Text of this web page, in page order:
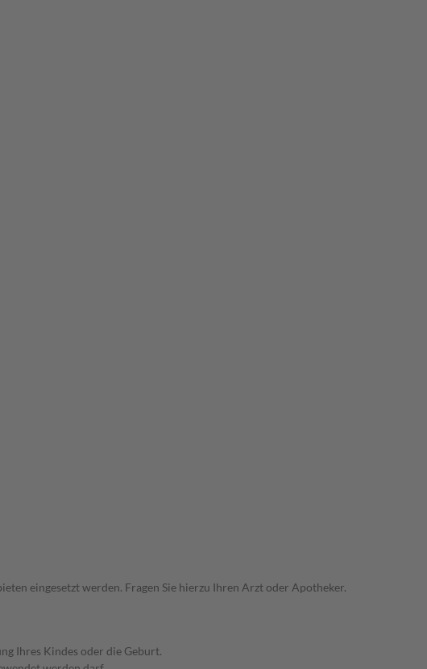
eingesetzt werden. Fragen Sie hierzu Ihren Arzt oder Apotheker.
Ihres Kindes oder die Geburt.